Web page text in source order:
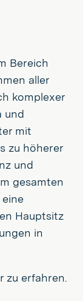
Bereich
aller
komplexer
und
mit
zu höherer
und
gesamten
Hauptsitz
in
zu erfahren.